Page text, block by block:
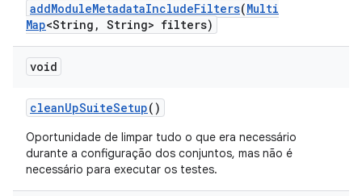
addModuleMetadataIncludeFilters(Multi
Map<String , String> filters)
void
cleanUpSuiteSetup()
Oportunidade de limpar tudo o que era necessário
durante a configuração dos conjuntos, mas não é
necessário para executar os testes.